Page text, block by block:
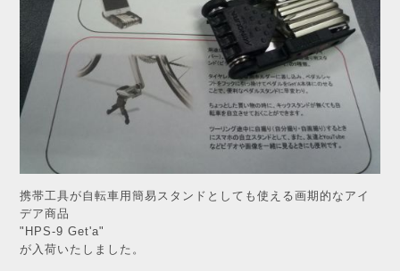
携帯工具が自転車用簡易スタンドとしても使える画期的なアイ
デア商品
"HPS-9 Get'a"
が入荷いたしました。